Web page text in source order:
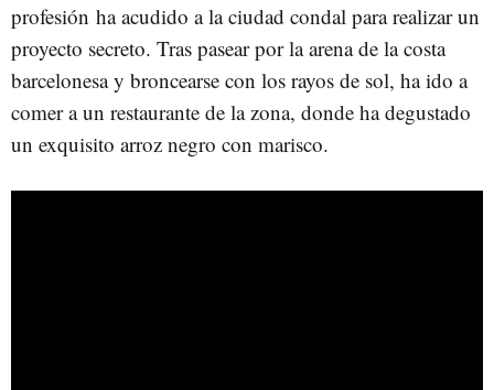
profesión ha acudido a la ciudad condal para realizar un
proyecto secreto. Tras pasear por la arena de la costa
barcelonesa y broncearse con los rayos de sol, ha ido a
comer a un restaurante de la zona, donde ha degustado
un exquisito arroz negro con marisco.